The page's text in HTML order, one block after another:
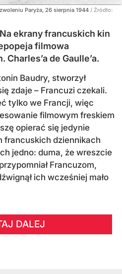
Paryża, 26 sierpnia 1944 / Źródło:
ekrany francuskich kin
filmowa
de Gaulle’a.
Baudry, stworzył
zdaje – Francuzi czekali.
tylko we Francji, więc
filmowym freskiem
opierać się jedynie
francuskich dziennikach
jedno: duma, że wreszcie
Francuzom,
ich wcześniej mało
DALEJ